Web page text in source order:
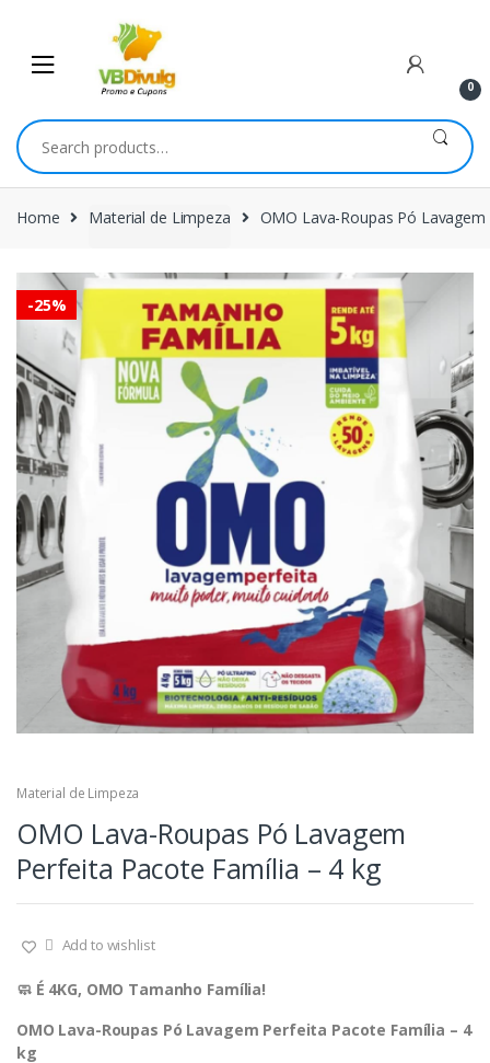
navigation
content
0
Search
for:
Home Material de Limpeza OMO Lava-Roupas Pó
-25%
Material de Limpeza
OMO Lava-Roupas Pó Lavagem
Perfeita Pacote Família – 4 kg
Add to wishlist
🧼 É 4KG, OMO Tamanho Família!
OMO Lava-Roupas Pó Lavagem Perfeita Pacote Família – 4
kg